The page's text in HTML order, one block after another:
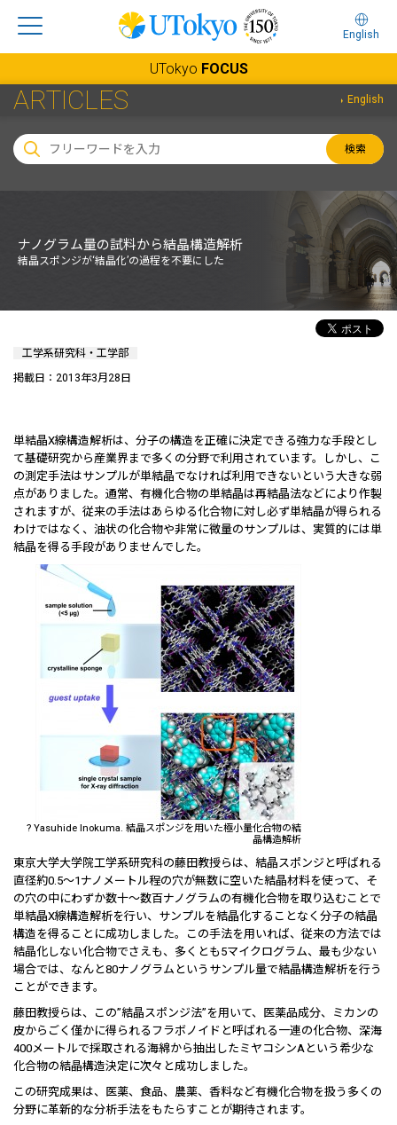
English
UTokyo FOCUS
ARTICLES English
検索
ナノグラム量の試料から結晶構造解析
結晶スポンジが‘結晶化’の過程を不要にした
工学系研究科・工学部
掲載日：2013年3月28日
単結晶X線構造解析は、分子の構造を正確に決定できる強力な手段とし
て基礎研究から産業界まで多くの分野で利用されています。しかし、こ
の測定手法はサンプルが単結晶でなければ利用できないという大きな弱
点がありました。通常、有機化合物の単結晶は再結晶法などにより作製
されますが、従来の手法はあらゆる化合物に対し必ず単結晶が得られる
わけではなく、油状の化合物や非常に微量のサンプルは、実質的には単
結晶を得る手段がありませんでした。
? Yasuhide Inokuma. 結晶スポンジを用いた極小量化合物の結
晶構造解析
東京大学大学院工学系研究科の藤田教授らは、結晶スポンジと呼ばれる
直径約0.5～1ナノメートル程の穴が無数に空いた結晶材料を使って、そ
の穴の中にわずか数十～数百ナノグラムの有機化合物を取り込むことで
単結晶X線構造解析を行い、サンプルを結晶化することなく分子の結晶
構造を得ることに成功しました。この手法を用いれば、従来の方法では
結晶化しない化合物でさえも、多くとも5マイクログラム、最も少ない
場合では、なんと80ナノグラムというサンプル量で結晶構造解析を行う
ことができます。
藤田教授らは、この”結晶スポンジ法”を用いて、医薬品成分、ミカンの
皮からごく僅かに得られるフラボノイドと呼ばれる一連の化合物、深海
400メートルで採取される海綿から抽出したミヤコシンAという希少な
化合物の結晶構造決定に次々と成功しました。
この研究成果は、医薬、食品、農薬、香料など有機化合物を扱う多くの
分野に革新的な分析手法をもたらすことが期待されます。